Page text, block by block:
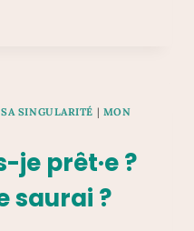
SINGULARITÉ | MON
je prêt·e ?
saurai ?